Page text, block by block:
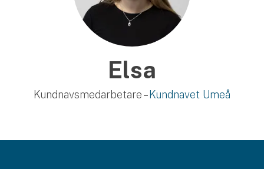
Elsa
Kundnavsmedarbetare – Kundnavet Umeå